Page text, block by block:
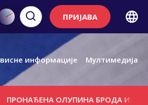
ПРИЈАВА
информације Мултимедија
ОЛУПИНА БРОДА ИЗ